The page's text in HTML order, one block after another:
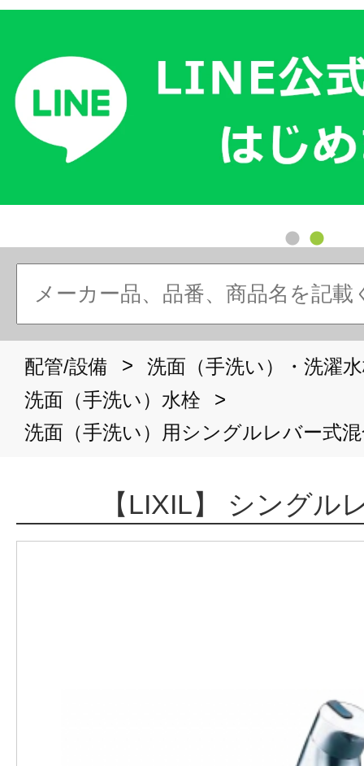
配管/設備 >
洗面（手洗い）・洗濯
洗面（手洗い）水栓
>
洗面（手洗い）用シングルレバー式
【LIXIL】 シングル